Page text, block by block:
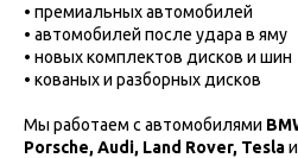
• премиальных автомобилей
• автомобилей после удара в яму
• новых комплектов дисков и шин
• кованых и разборных дисков
Мы работаем с автомобилями
Porsche, Audi, Land Rover, Tesla